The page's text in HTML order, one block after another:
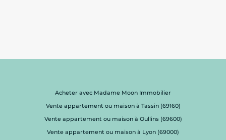
Acheter avec Madame Moon Immobilier
Vente appartement ou maison à Tassin (69160)
Vente appartement ou maison à Oullins (69600)
Vente appartement ou maison à Lyon (69000)